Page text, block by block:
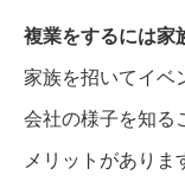
複業をするには家
家族を招いてイベ
会社の様子を知る
メリットがありま